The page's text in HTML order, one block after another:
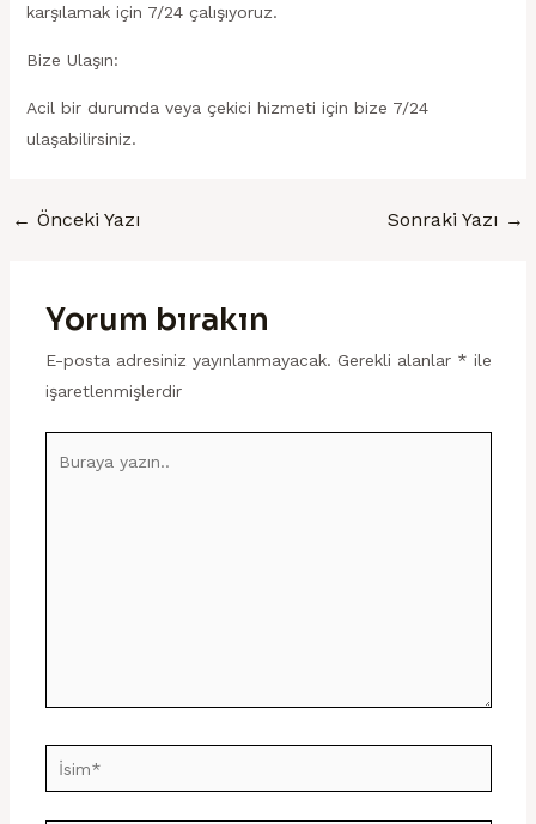
karşılamak için 7/24 çalışıyoruz.
Bize Ulaşın:
Acil bir durumda veya çekici hizmeti için bize 7/24
ulaşabilirsiniz.
← Önceki Yazı Sonraki Yazı →
Yorum bırakın
E-posta adresiniz yayınlanmayacak. Gerekli alanlar * ile
işaretlenmişlerdir
İsim*